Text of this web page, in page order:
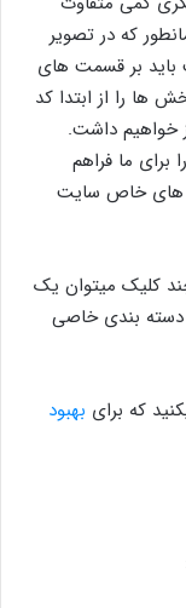
که در تصویر
بر قسمت های
ها را از ابتدا کد
خواهیم داشت.
برای ما فراهم
های خاص سایت
کلیک میتوان یک
دسته بندی خاصی
بهبود